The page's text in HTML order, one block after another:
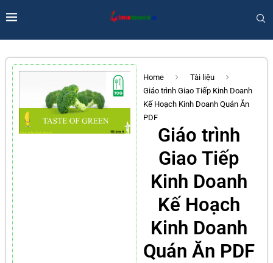
Home
Tài liệu
Giáo trình Giao Tiếp Kinh Doanh
Kế Hoạch Kinh Doanh Quán Ăn
PDF
Giáo trình
Giao Tiếp
Kinh Doanh
Kế Hoạch
Kinh Doanh
Quán Ăn PDF